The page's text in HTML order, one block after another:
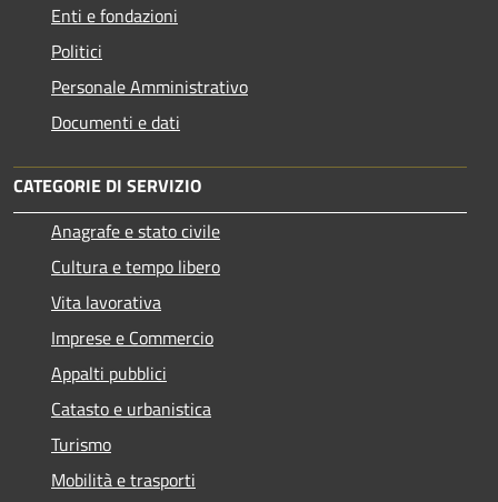
Enti e fondazioni
Politici
Personale Amministrativo
Documenti e dati
CATEGORIE DI SERVIZIO
Anagrafe e stato civile
Cultura e tempo libero
Vita lavorativa
Imprese e Commercio
Appalti pubblici
Catasto e urbanistica
Turismo
Mobilità e trasporti